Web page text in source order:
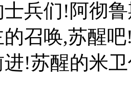
士兵们!阿彻
召唤,苏醒
!苏醒的米